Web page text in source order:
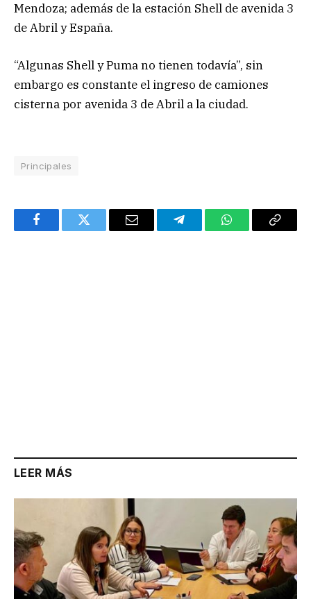
Mendoza; además de la estación Shell de avenida 3
de Abril y España.
“Algunas Shell y Puma no tienen todavía”, sin
embargo es constante el ingreso de camiones
cisterna por avenida 3 de Abril a la ciudad.
Principales
FacebookTwitter Email TelegramWhatsAppCopy
LEER MÁS